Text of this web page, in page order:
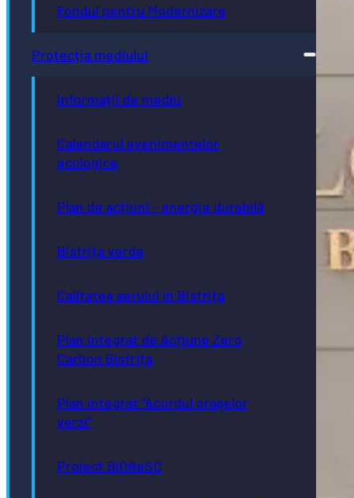
Fondul pentru Modernizare
Protecția mediului
Informații de mediu
Calendarul evenimentelor
ecologice
Plan de acțiuni - energie durabilă
Bistrița verde
Calitatea aerului în Bistrița
Plan Integrat de Acțiune Zero
Carbon Bistrița
Plan integrat “Acordul orașelor
verzi”
Proiect BiOReSC